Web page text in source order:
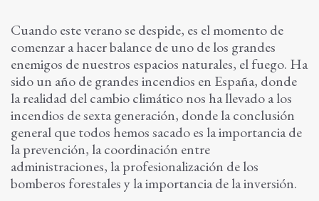
Cuando este verano se despide, es el momento de
comenzar a hacer balance de uno de los grandes
enemigos de nuestros espacios naturales, el fuego. Ha
sido un año de grandes incendios en España, donde
la realidad del cambio climático nos ha llevado a los
incendios de sexta generación, donde la conclusión
general que todos hemos sacado es la importancia de
la prevención, la coordinación entre
administraciones, la profesionalización de los
bomberos forestales y la importancia de la inversión.